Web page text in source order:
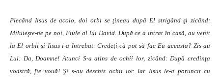
Plecând Iisus de acolo, doi orbi se ţineau după El strigând şi zicând:
Miluieşte-ne pe noi, Fiule al lui David. După ce a intrat în casă, au venit
la El orbii şi Iisus i-a întrebat: Credeţi că pot să fac Eu aceasta? Zis-au
Lui: Da, Doamne! Atunci S-a atins de ochii lor, zicând: După credinţa
voastră, fie vouă! Şi s-au deschis ochii lor. Iar Iisus le-a poruncit cu